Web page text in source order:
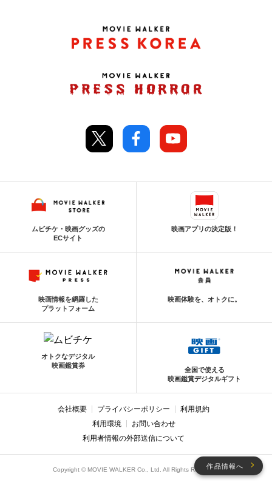
作品情報へ
ムビチケ・映画グッズの
ECサイト
映画アプリの決定版！
映画情報を網羅した
プラットフォーム
映画体験を、オトクに。
オトクなデジタル
映画鑑賞券
全国で使える
映画鑑賞デジタルギフト
会社概要 プライバシーポリシー
利用規約
利用環境
お問い合わせ
利用者情報の外部送信について
Copyright © MOVIE WALKER Co., Ltd. All Rights Reserved.